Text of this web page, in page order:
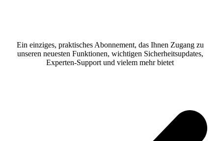
Ein einziges, praktisches Abonnement, das Ihnen Zugang zu
unseren neuesten Funktionen, wichtigen Sicherheitsupdates,
Experten-Support und vielem mehr bietet